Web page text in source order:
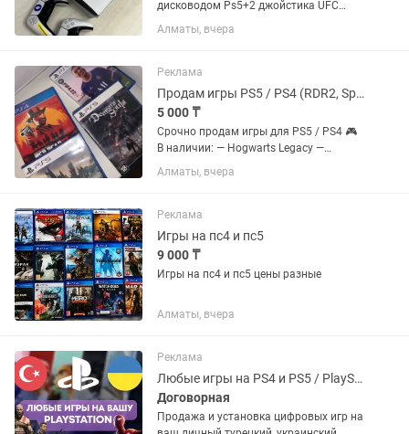
дисководом Ps5+2 джойстика UFC
4+FIFA 25 . Покупали в официальном
магазине Sony в Меге
Алматы, вчера
Реклама
Продам игры PS5 / PS4 (RDR2, Spider-Man, Tsushima, Hogwarts и др.)
5 000 ₸
Срочно продам игры для PS5 / PS4 🎮
В наличии: — Hogwarts Legacy —
Demon’s Souls — FIFA 22 — Uncharted:
The Nathan Drake Collection — Horizon
Алматы, вчера
Реклама
Игры на пс4 и пс5
9 000 ₸
Игры на пс4 и пс5 цены разные
Алматы, вчера
Реклама
Любые игры на PS4 и PS5 / PlayStation
Договорная
Продажа и установка цифровых игр на